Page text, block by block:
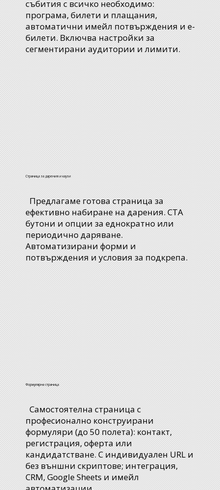
събития с всичко необходимо:
програма, билети и плащания,
автоматични имейл потвърждения и e-
билети. Включва настройки за
сегментирани аудитории и лимити.
Страница за дарения и каузи
Предлагаме готова страница за
ефективно набиране на дарения. CTA
бутони и опции за еднократно или
периодично даряване.
Автоматизирани форми и
потвърждения и условия за подкрепа.
Формулярна страница
Самостоятелна страница с
професионално конструирани
формуляри (до 50 полета): контакт,
регистрация, оферта или
кандидатстване. С индивидуален URL и
без външни скриптове; интеграция,
CRM, Google Sheets и имейл